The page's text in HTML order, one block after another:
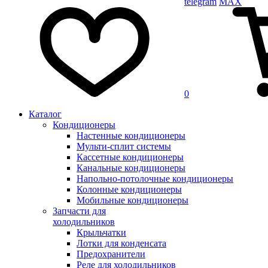
0
Каталог
Кондиционеры
Настенные кондиционеры
Мульти-сплит системы
Кассетные кондиционеры
Канальные кондиционеры
Напольно-потолочные кондиционеры
Колонные кондиционеры
Мобильные кондиционеры
Запчасти для
холодильников
Крыльчатки
Лотки для конденсата
Предохранители
Реле для холодильников